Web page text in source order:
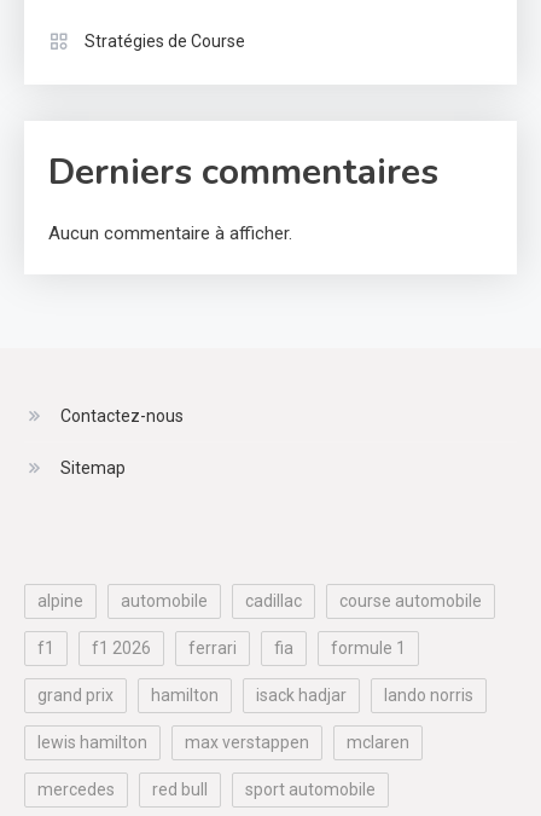
Stratégies de Course
Derniers commentaires
Aucun commentaire à afficher.
Contactez-nous
Sitemap
alpine automobile cadillac course automobile
f1 f1 2026 ferrari fia formule 1
grand prix hamilton isack hadjar lando norris
lewis hamilton max verstappen mclaren
mercedes red bull sport automobile